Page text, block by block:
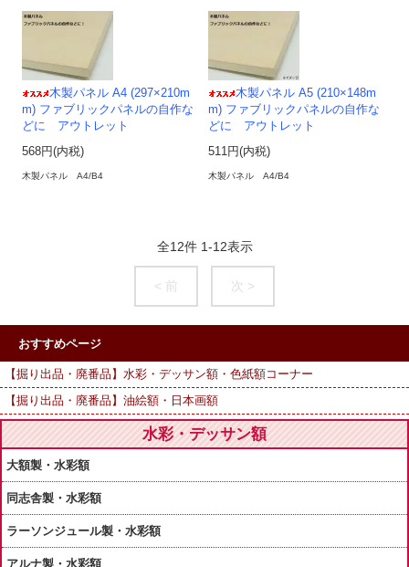
木製パネル A4 (297×210m
m) ファブリックパネルの自作な
どに アウトレット
568円(内税)
木製パネル A4/B4
木製パネル A5 (210×148m
m) ファブリックパネルの自作な
どに アウトレット
511円(内税)
木製パネル A4/B4
全12件 1-12表示
< 前 次 >
おすすめページ
【掘り出品・廃番品】水彩・デッサン額・色紙額コーナー
【掘り出品・廃番品】油絵額・日本画額
水彩・デッサン額
大額製・水彩額
同志舎製・水彩額
ラーソンジュール製・水彩額
アルナ製・水彩額